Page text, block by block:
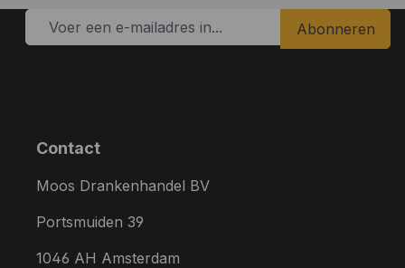
Abonneren
Contact
Moos Drankenhandel BV
Portsmuiden 39
1046 AH Amsterdam